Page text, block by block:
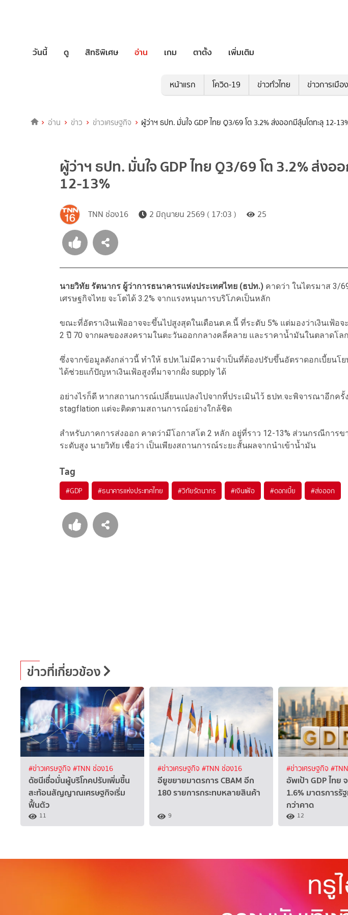
วันนี้ ดู สิทธิพิเศษ อ่าน เกม ตาตั้ง เพิ่มเติม
หน้าแรก โควิด-19 ข่าวทั่วไทย ข่าวการเมือง
อ่าน ข่าว ข่าวเศรษฐกิจ ผู้ว่าฯ ธปท. มั่นใจ GDP ไทย Q3/69 โต 3.2% ส่งออกมีลุ้นโตทะลุ 12-
ผู้ว่าฯ ธปท. มั่นใจ GDP ไทย Q3/69 โต 3.2% ส่งอ
12-13%
TNN ช่อง16 2 มิถุนายน 2569 ( 17:03 ) 25
นายวิทัย รัตนากร ผู้ว่าการธนาคารแห่งประเทศไทย (ธปท.) คาดว่า ในไตรมาส 3/
เศรษฐกิจไทย จะโตได้ 3.2% จากแรงหนุนการบริโภคเป็นหลัก
ขณะที่อัตราเงินเฟ้ออาจจะขึ้นไปสูงสุดในเดือนต.ค.นี้ ที่ระดับ 5% แต่มองว่าเงินเฟ้อ
2 ปี 70 จากผลของสงครามในตะวันออกกลางคลี่คลาย และราคาน้ำมันในตลาดโล
ซึ่งจากข้อมูลดังกล่าวนี้ ทำให้ ธปท.ไม่มีความจำเป็นที่ต้องปรับขึ้นอัตราดอกเบี้ยนโย
ได้ช่วยแก้ปัญหาเงินเฟ้อสูงที่มาจากฝั่ง supply ได้
อย่างไรก็ดี หากสถานการณ์เปลี่ยนแปลงไปจากที่ประเมินไว้ ธปท.จะพิจารณาอีกครั้
stagflation แต่จะติดตามสถานการณ์อย่างใกล้ชิด
สำหรับภาคการส่งออก คาดว่ามีโอกาสโต 2 หลัก อยู่ที่ราว 12-13% ส่วนกรณีการ
ระดับสูง นายวิทัย เชื่อว่า เป็นเพียงสถานการณ์ระยะสั้นผลจากนำเข้าน้ำมัน
Tag
#GDP #ธนาคารแห่งประเทศไทย #วิทัยรัตนากร #เงินเฟ้อ #ดอกเบี้ย #ส่งออก
ข่าวที่เกี่ยวข้อง
#ข่าวเศรษฐกิจ #TNN ช่อง16
ดัชนีเชื่อมั่นผู้บริโภคปรับเพิ่มขึ้น
สะท้อนสัญญาณเศรษฐกิจเริ่ม
ฟื้นตัว
11
#ข่าวเศรษฐกิจ #TNN ช่อง16
อียูขยายมาตรการ CBAM อีก
180 รายการกระทบหลายสินค้า
9
#ข่าวเศรษฐกิจ
อัพเป้า GDP ไทย
1.6% มาตรการ
กว่าคาด
12